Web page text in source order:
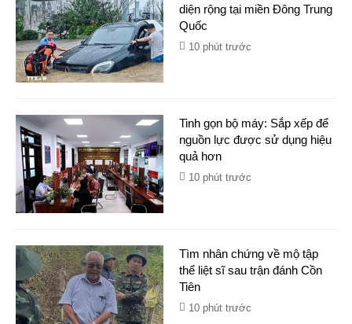
diện rộng tại miền Đông Trung
Quốc
10 phút trước
Tinh gọn bộ máy: Sắp xếp để
nguồn lực được sử dụng hiệu
quả hơn
10 phút trước
Tìm nhân chứng về mộ tập
thể liệt sĩ sau trận đánh Cồn
Tiên
10 phút trước